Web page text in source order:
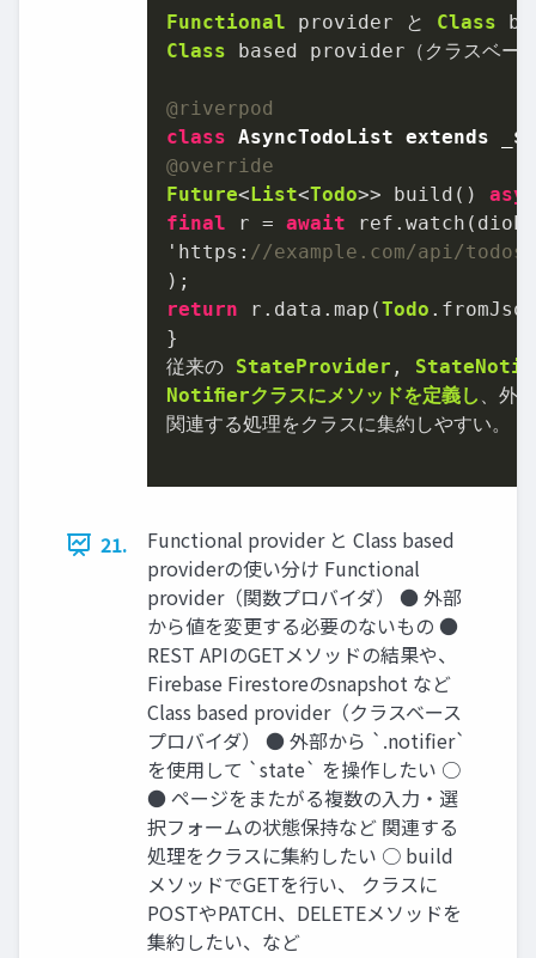
Functional provider と Class
Class based provider（クラスベー
@riverpod
class AsyncTodoList extends
@override
Future< List<Todo>> build()
final r = await
'https: //example.com/api/
return r.data.map(Todo
}
従来の StateProvider ,
Notiﬁerクラスにメソッドを定義し 、 外
関連する処理をクラスに集約しやすい。
21.
Functional provider と Class based
providerの使い分け Functional
provider（関数プロバイダ） ● 外部
から値を変更する必要のないもの ●
REST APIのGETメソッドの結果や、
Firebase Firestoreのsnapshot など
Class based provider（クラスベース
プロバイダ） ● 外部から `.notiﬁer`
を使用して `state` を操作したい ○
● ページをまたがる複数の入力・選
択フォームの状態保持など 関連する
処理をクラスに集約したい ○ build
メソッドでGETを行い、 クラスに
POSTやPATCH、DELETEメソッドを
集約したい、など